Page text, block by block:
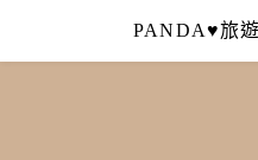
content
PANDA♥旅遊